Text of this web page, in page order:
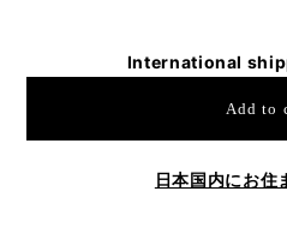
International
Add to
日本国内にお住